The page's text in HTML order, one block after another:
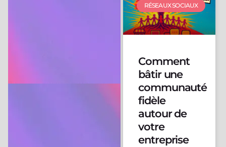
RÉSEAUX SOCIAUX
Comment
bâtir une
communauté
fidèle
autour de
votre
entreprise